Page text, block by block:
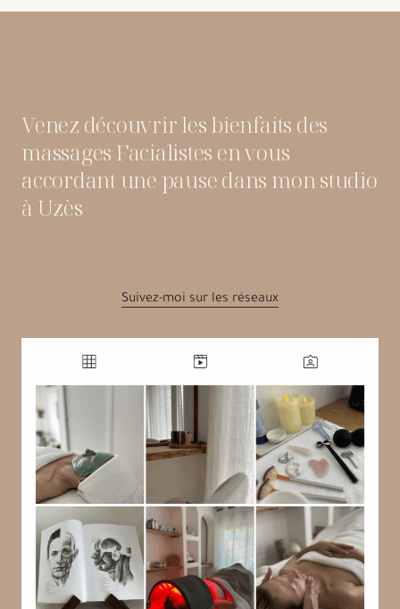
Venez découvrir les bienfaits des
massages Facialistes en vous
accordant une pause dans mon studio
à Uzès
Suivez-moi sur les réseaux